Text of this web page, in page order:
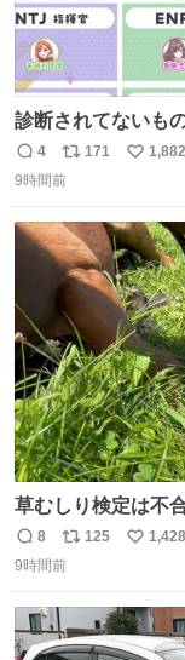
診断されてないも
話しませんかとい
返
信
4
リ
ポ
ト
数
171
い
数
1,882
9時間前
草むしり検定は不
返
信
8
リ
ポ
ト
数
125
い
数
1,428
9時間前